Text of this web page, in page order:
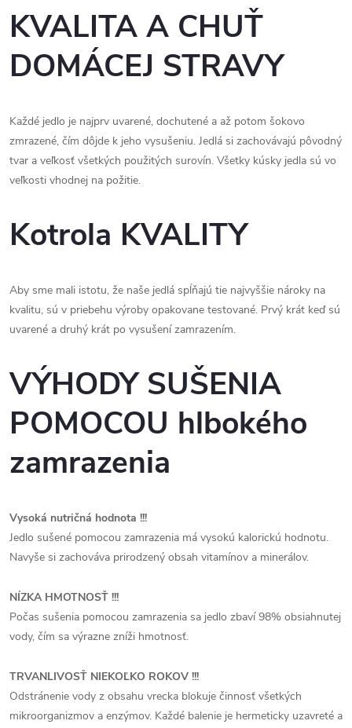
KVALITA A CHUŤ
DOMÁCEJ STRAVY
Každé jedlo je najprv uvarené, dochutené a až potom šokovo
zmrazené, čím dôjde k jeho vysušeniu. Jedlá si zachovávajú pôvodný
tvar a veľkosť všetkých použitých surovín. Všetky kúsky jedla sú vo
veľkosti vhodnej na požitie.
Kotrola KVALITY
Aby sme mali istotu, že naše jedlá spĺňajú tie najvyššie nároky na
kvalitu, sú v priebehu výroby opakovane testované. Prvý krát keď sú
uvarené a druhý krát po vysušení zamrazením.
VÝHODY SUŠENIA
POMOCOU hlbokého
zamrazenia
Vysoká nutričná hodnota !!!
Jedlo sušené pomocou zamrazenia má vysokú kalorickú hodnotu.
Navyše si zachováva prirodzený obsah vitamínov a minerálov.
NÍZKA HMOTNOSŤ !!!
Počas sušenia pomocou zamrazenia sa jedlo zbaví 98% obsiahnutej
vody, čím sa výrazne zníži hmotnosť.
TRVANLIVOSŤ NIEKOĽKO ROKOV !!!
Odstránenie vody z obsahu vrecka blokuje činnosť všetkých
mikroorganizmov a enzýmov. Každé balenie je hermeticky uzavreté a